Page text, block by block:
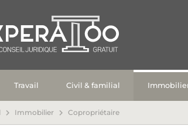
Travail Civil & familial
Immobilier Copropriétaire